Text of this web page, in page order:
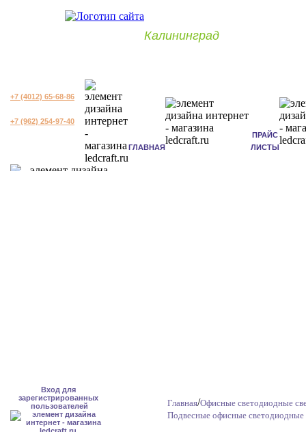
Калининград
+7 (4012) 65-68-86
+7 (962) 254-97-40
ГЛАВНАЯ
ПРАЙС
ЛИСТЫ
Вход для
зарегистрированных
пользователей
Главная/Офисные светодиодные
Подвесные офисные